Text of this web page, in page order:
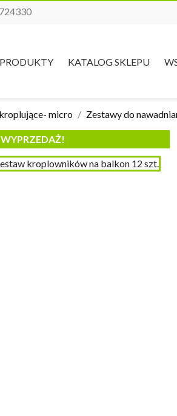
PRODUKTY KATALOG SKLEPU
micro Zestawy do
WYPRZEDAŻ!